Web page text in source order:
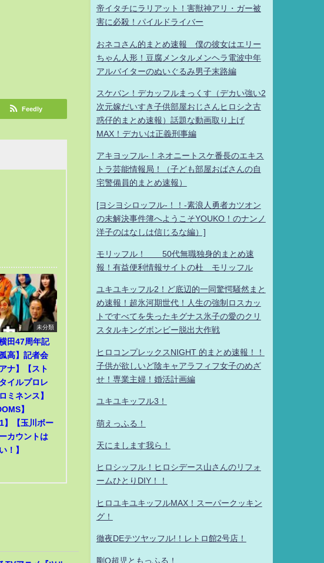
Feedly
未分類
田47周年記
高】記者会
ナ】【スト
イルプロレ
ミネンス】
】
】【玉川ボー
カウントは
！】
帝イタチにラリアット！害獣神アリ・ガー被
害に必殺！パイルドライバー
おネコさん的まとめ速報 僕の彼女はエリー
ちゃん人形！豆腐メンタルメンヘラ電波中年
アルバイターのぬいぐるみ男子末路編
スケバン！デカッフルまっくす（デカい強い2
次元嫁だいすき子供部屋おじさんヒロシ之古
惑仔的まとめ速報）話題な動画取り上げ
MAX！デカいは正義刑事編
アキヨッフル-！ネオニートスケ番長のエキス
トラ芸能情報局！（子ども部屋おばさんの自
宅警備員的まとめ速報）
[ヨシヨシロッフル-！！-素浪人勇者カツオン
の未解決事件簿へようこそYOUKO！のナンノ
洋子のはなしは信じるな編）]
モリッフル！ 50代無職独身的まとめ速
報！有益便利情報サイトの杜 モリッフル
ユキユキッフル2！ど底辺的一同驚愕騒然まと
め速報！超氷河期世代！人生の強制ロスカッ
トですべてを失ったキグナス氷子の愛のクリ
スタルキングボンビー脱出大作戦
ヒロコンプレックスNIGHT 的まとめ速報！！
子供が欲しいど陰キャアラフィフ女子のめざ
せ！専業主婦！婚活計画編
ユキユキッフル3！
萌えっふる！
天にまします我ら！
ヒロシッフル！ヒロシデース山さんのリフォ
ームひとりDIY！！
ヒロユキユキッフルMAX！スーパークッキン
グ！
徹夜DEテツヤッフル!！レトロ館2号店！
剛Q超児ともっふる！